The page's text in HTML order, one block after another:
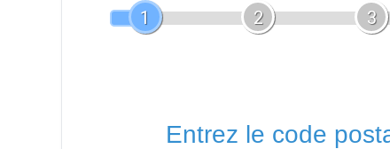
1
2 3
Entrez le code